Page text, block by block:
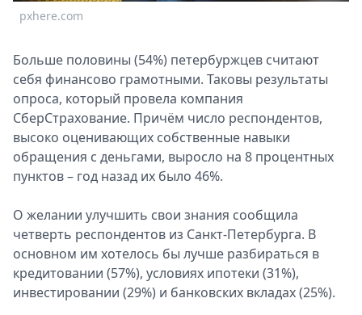
2026
pxhere.com
Больше половины (54%) петербуржцев считают
себя финансово грамотными. Таковы результаты
опроса, который провела компания
СберСтрахование. Причём число респондентов,
высоко оценивающих собственные навыки
обращения с деньгами, выросло на 8 процентных
пунктов – год назад их было 46%.
О желании улучшить свои знания сообщила
четверть респондентов из Санкт-Петербурга. В
основном им хотелось бы лучше разбираться в
кредитовании (57%), условиях ипотеки (31%),
инвестировании (29%) и банковских вкладах (25%).